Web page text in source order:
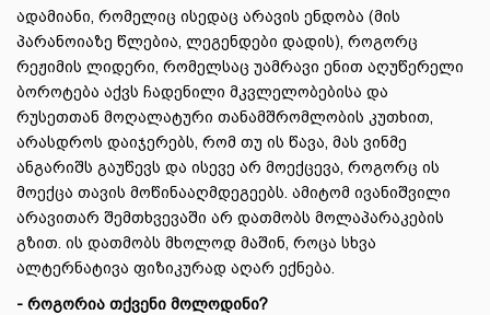
ადამიანი, რომელიც ისედაც არავის ენდობა (მის
პარანოიაზე წლებია, ლეგენდები დადის), როგორც
რეჟიმის ლიდერი, რომელსაც უამრავი ენით აღუწერელი
ბოროტება აქვს ჩადენილი მკვლელობებისა და
რუსეთთან მოღალატური თანამშრომლობის კუთხით,
არასდროს დაიჯერებს, რომ თუ ის წავა, მას ვინმე
ანგარიშს გაუწევს და ისევე არ მოექცევა, როგორც ის
მოექცა თავის მოწინააღმდეგეებს. ამიტომ ივანიშვილი
არავითარ შემთხვევაში არ დათმობს მოლაპარაკების
გზით. ის დათმობს მხოლოდ მაშინ, როცა სხვა
ალტერნატივა ფიზიკურად აღარ ექნება.
- როგორია თქვენი მოლოდინი?